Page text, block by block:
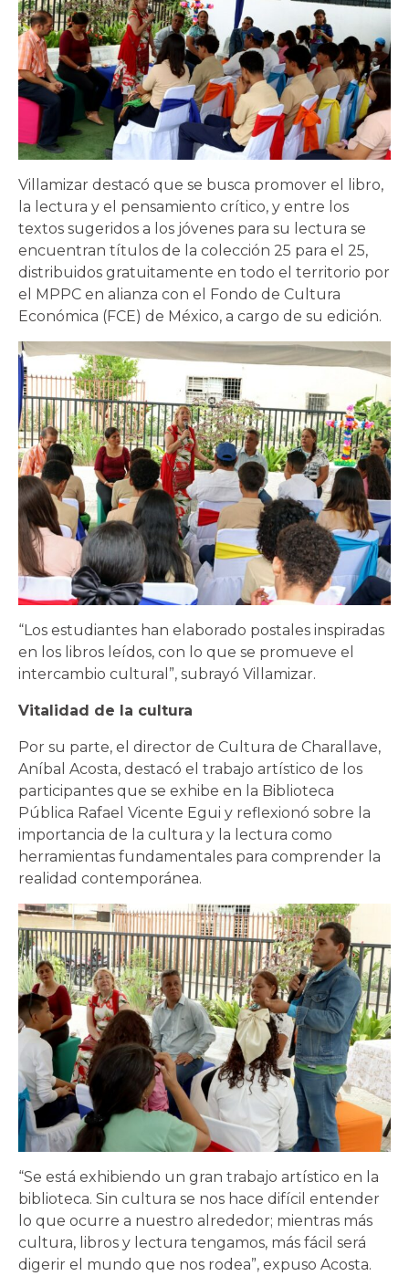
Villamizar destacó que se busca promover el libro,
la lectura y el pensamiento crítico, y entre los
textos sugeridos a los jóvenes para su lectura se
encuentran títulos de la colección 25 para el 25,
distribuidos gratuitamente en todo el territorio por
el MPPC en alianza con el Fondo de Cultura
Económica (FCE) de México, a cargo de su edición.
“Los estudiantes han elaborado postales inspiradas
en los libros leídos, con lo que se promueve el
intercambio cultural”, subrayó Villamizar.
Vitalidad de la cultura
Por su parte, el director de Cultura de Charallave,
Aníbal Acosta, destacó el trabajo artístico de los
participantes que se exhibe en la Biblioteca
Pública Rafael Vicente Egui y reflexionó sobre la
importancia de la cultura y la lectura como
herramientas fundamentales para comprender la
realidad contemporánea.
“Se está exhibiendo un gran trabajo artístico en la
biblioteca. Sin cultura se nos hace difícil entender
lo que ocurre a nuestro alrededor; mientras más
cultura, libros y lectura tengamos, más fácil será
digerir el mundo que nos rodea”, expuso Acosta.